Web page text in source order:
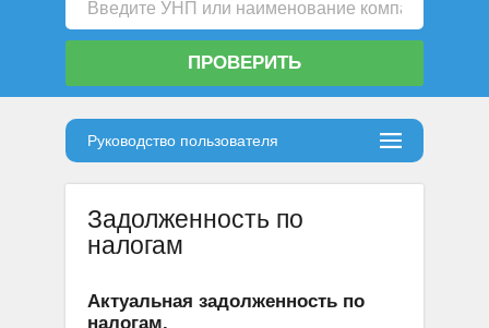
ПРОВЕРИТЬ
Руководство пользователя
Задолженность по
налогам
Актуальная задолженность по
налогам.